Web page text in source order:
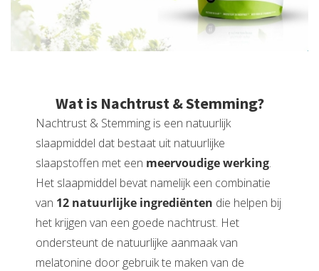
Wat is Nachtrust & Stemming?
Nachtrust & Stemming is een natuurlijk
slaapmiddel dat bestaat uit natuurlijke
slaapstoffen met een meervoudige werking.
Het slaapmiddel bevat namelijk een combinatie
van 12 natuurlijke ingrediënten die helpen bij
het krijgen van een goede nachtrust. Het
ondersteunt de natuurlijke aanmaak van
melatonine door gebruik te maken van de